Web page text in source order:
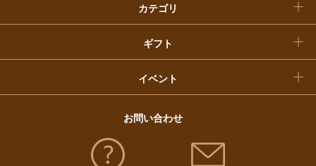
カテゴリ
ギフト
イベント
福袋
お問い合わせ